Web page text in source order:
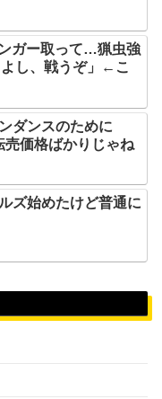
ガー取って…猟虫強
し、戦うぞ」←こ
ダンスのために
価格ばかりじゃね
ズ始めたけど普通に